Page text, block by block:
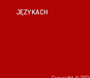
JĘZYKACH